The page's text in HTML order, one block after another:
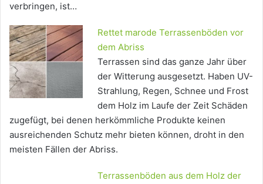
verbringen, ist…
Rettet marode Terrassenböden vor
dem Abriss
Terrassen sind das ganze Jahr über
der Witterung ausgesetzt. Haben UV-
Strahlung, Regen, Schnee und Frost
dem Holz im Laufe der Zeit Schäden
zugefügt, bei denen herkömmliche Produkte keinen
ausreichenden Schutz mehr bieten können, droht in den
meisten Fällen der Abriss.
Terrassenböden aus dem Holz der